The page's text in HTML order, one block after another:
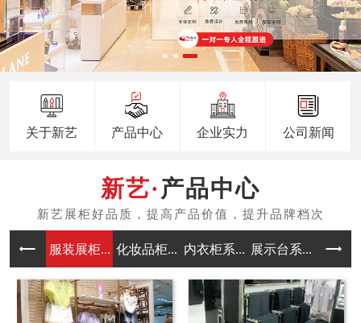
关于新艺 产品中心 企业实力 公司新闻
产品中心
服装展柜... 化妆品柜... 内衣柜系... 展示台系... 中岛